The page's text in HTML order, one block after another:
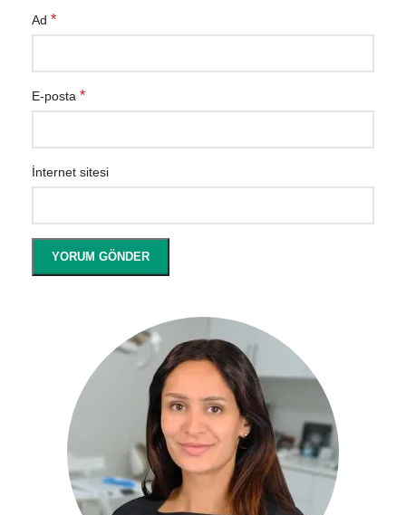
Ad *
E-posta *
İnternet sitesi